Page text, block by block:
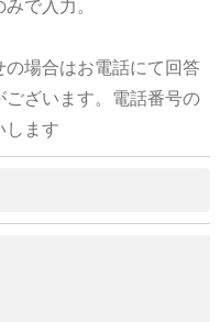
で入力。
場合はお電話にて回答
ございます。電話番号の
します